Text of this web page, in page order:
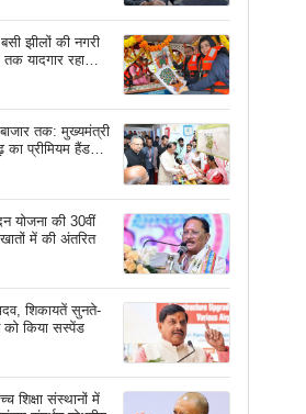
झीलों की नगरी
तक यादगार रहा
तक: मुख्यमंत्री
का प्रीमियम हैंडलूम
योजना की 30वीं
में की अंतरित
शिकायतें सुनते-
किया सस्पेंड
शिक्षा संस्थानों में